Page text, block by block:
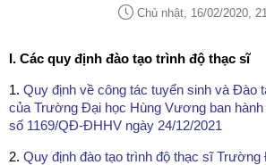
Chủ nhật, 16/02/2020,
I. Các quy định đào tạo trình độ thạc sĩ
1. Quy định về công tác tuyển sinh và Đào
của Trường Đại học Hùng Vương ban
số 1169/QĐ-ĐHHV ngày 24/12/2021
2. Quy định đào tạo trình độ thạc sĩ